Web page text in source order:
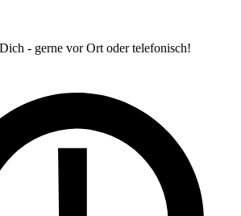
- gerne vor Ort oder telefonisch!